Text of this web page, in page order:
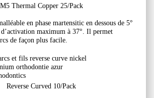
M5 Thermal Copper 25/Pack
en phase martensitic en dessous de 5°
maximum à 37°. Il permet
de façon plus facile.
Reverse Curved 10/Pack